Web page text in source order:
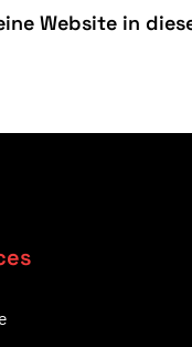
Website in